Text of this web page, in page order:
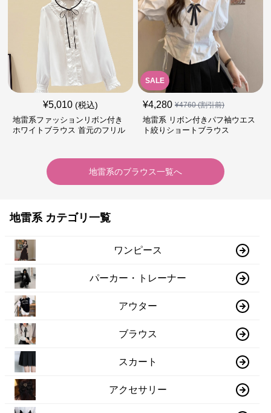
¥5,010 (税込)
地雷系ファッションリボン付き
ホワイトブラウス 首元のフリル
SALE
¥4,280 ¥4760(割引前)
地雷系 リボン付きパフ袖ウエス
ト絞りショートブラウス
地雷系のブラウス一覧へ
地雷系 カテゴリ一覧
ワンピース
パーカー・トレーナー
アウター
ブラウス
スカート
アクセサリー